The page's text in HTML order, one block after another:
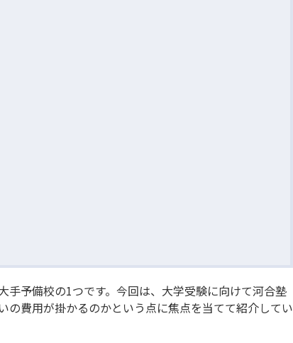
予備校の1つです。今回は、大学受験に向けて河合塾
費用が掛かるのかという点に焦点を当てて紹介してい